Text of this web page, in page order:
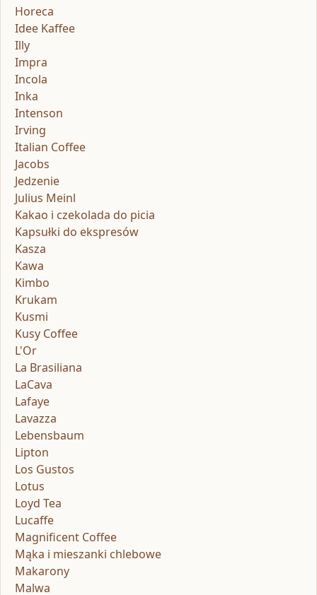
Horeca
Idee Kaffee
Illy
Impra
Incola
Inka
Intenson
Irving
Italian Coffee
Jacobs
Jedzenie
Julius Meinl
Kakao i czekolada do picia
Kapsułki do ekspresów
Kasza
Kawa
Kimbo
Krukam
Kusmi
Kusy Coffee
L'Or
La Brasiliana
LaCava
Lafaye
Lavazza
Lebensbaum
Lipton
Los Gustos
Lotus
Loyd Tea
Lucaffe
Magnificent Coffee
Mąka i mieszanki chlebowe
Makarony
Malwa